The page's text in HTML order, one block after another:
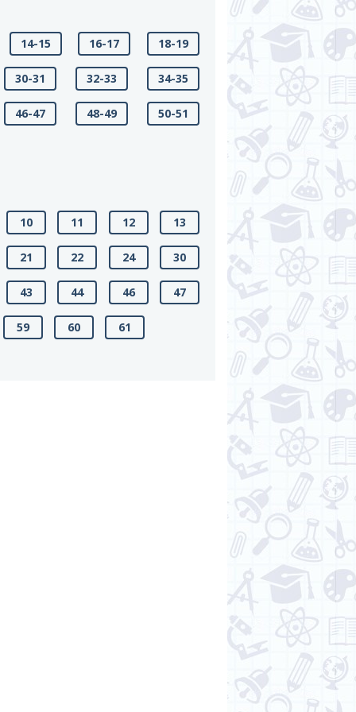
14-15 16-17 18-19
30-31 32-33 34-35
46-47 48-49 50-51
10 11 12 13
21 22 24 30
43 44 46 47
59 60 61